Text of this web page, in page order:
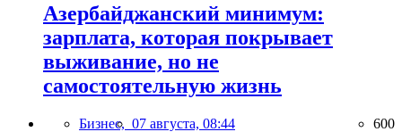
Азербайджанский минимум:
зарплата, которая покрывает
выживание, но не
самостоятельную жизнь
Бизнес, 07 августа, 08:44 600